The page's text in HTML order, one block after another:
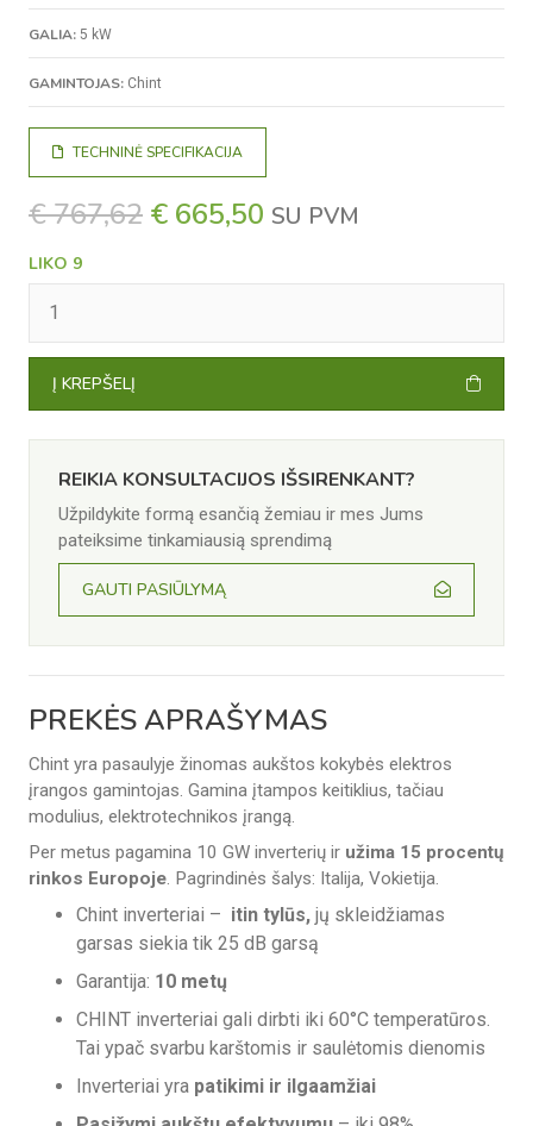
GALIA: 5 kW
GAMINTOJAS: Chint
TECHNINĖ SPECIFIKACIJA
€767,62 ORIGINAL
WAS:
€ 665,50 CURRENT
IS:
SU PVM
LIKO 9
KIEKIS:
KEITIKLIS
CHINT
CPS
T1/EU
Į KREPŠELĮ
REIKIA KONSULTACIJOS IŠSIRENKANT?
Užpildykite formą esančią žemiau ir mes Jums
pateiksime tinkamiausią sprendimą
GAUTI PASIŪLYMĄ
PREKĖS APRAŠYMAS
Chint yra pasaulyje žinomas aukštos kokybės elektros
įrangos gamintojas. Gamina įtampos keitiklius, tačiau
modulius, elektrotechnikos įrangą.
Per metus pagamina 10 GW inverterių ir užima 15 procentų
rinkos Europoje . Pagrindinės šalys: Italija, Vokietija.
Chint inverteriai – itin tylūs, jų skleidžiamas
garsas siekia tik 25 dB garsą
Garantija: 10 metų
CHINT inverteriai gali dirbti iki 60°C temperatūros.
Tai ypač svarbu karštomis ir saulėtomis dienomis
Inverteriai yra patikimi ir ilgaamžiai